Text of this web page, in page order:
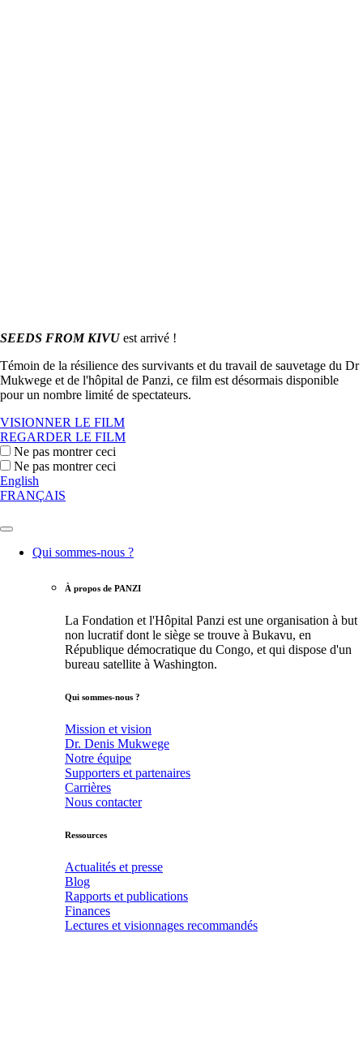
SEEDS FROM KIVUest arrivé !
Témoin de la résilience des survivants et du travail de sauvetage du Dr
Mukwege et de l'hôpital de Panzi, ce film est désormais disponible
pour un nombre limité de spectateurs.
VISIONNER LE FILM
REGARDER LE FILM
Ne pas montrer ceci
Ne pas montrer ceci
English
FRANÇAIS
Qui sommes-nous ?
À propos de PANZI
La Fondation et l'Hôpital Panzi est une organisation à but
non lucratif dont le siège se trouve à Bukavu, en
République démocratique du Congo, et qui dispose d'un
bureau satellite à Washington.
Qui sommes-nous ?
Mission et vision
Dr. Denis Mukwege
Notre équipe
Supporters et partenaires
Carrières
Nous contacter
Ressources
Actualités et presse
Blog
Rapports et publications
Finances
Lectures et visionnages recommandés